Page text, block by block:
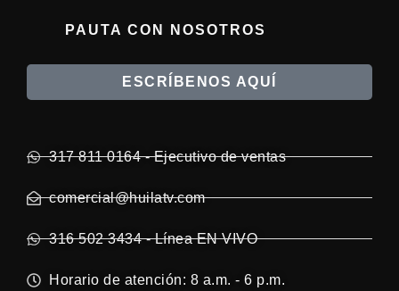
PAUTA CON NOSOTROS
ESCRÍBENOS AQUÍ
317 811 0164 - Ejecutivo de ventas
comercial@huilatv.com
316 502 3434 - Línea EN VIVO
Horario de atención: 8 a.m. - 6 p.m.